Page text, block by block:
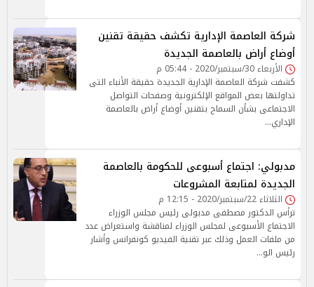
شركة العاصمة الإدارية تكشف حقيقة تقنين
أوضاع أراض بالعاصمة الجديدة
الأربعاء 30/سبتمبر/2020 - 05:44 م
كشفت شركة العاصمة الإدارية الجديدة حقيقة الأنباء التى
تداولتها بعض المواقع الإلكترونية وصفحات التواصل
الاجتماعى بشأن السماح بتقنين أوضاع أراض بالعاصمة
الإداري…
مدبولي: اجتماع أسبوعى للحكومة بالعاصمة
الجديدة لمتابعة المشروعات
الثلاثاء 22/سبتمبر/2020 - 12:15 م
ترأس الدكتور مصطفى مدبولى رئيس مجلس الوزراء
الاجتماع الأسبوعى لمجلس الوزراء لمناقشة واستعراض عدد
من ملفات العمل وذلك عبر تقنية الفيديو كونفرانس وأشار
رئيس الو…